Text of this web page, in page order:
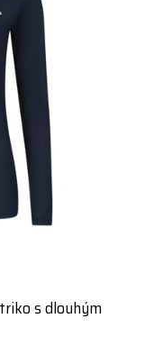
s dlouhým